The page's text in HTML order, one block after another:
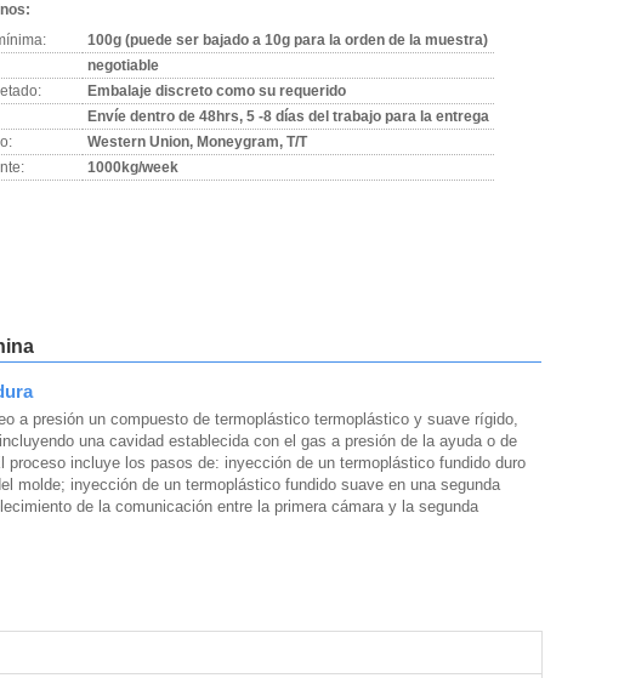
100g (puede ser bajado a 10g para la orden de la muestra)
negotiable
Embalaje discreto como su requerido
Envíe dentro de 48hrs, 5 -8 días del trabajo para la entrega
Western Union, Moneygram, T/T
1000kg/week
a presión un compuesto de termoplástico termoplástico y suave rígido,
una cavidad establecida con el gas a presión de la ayuda o de
proceso incluye los pasos de: inyección de un termoplástico fundido duro
molde; inyección de un termoplástico fundido suave en una segunda
de la comunicación entre la primera cámara y la segunda